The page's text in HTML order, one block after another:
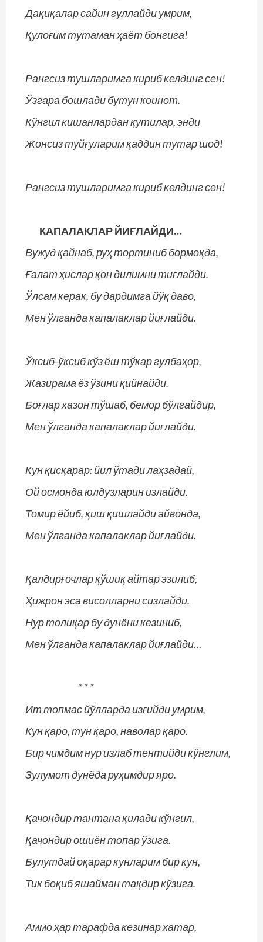
Дақиқалар сайин гуллайди умрим,
Қулоғим тутаман ҳаёт бонгига!
Рангсиз тушларимга кириб келдинг сен!
Ўзгара бошлади бутун коинот.
Кўнгил кишанлардан қутилар, энди
Жонсиз туйғуларим қаддин тутар шод!
Рангсиз тушларимга кириб келдинг сен!
КАПАЛАКЛАР ЙИҒЛАЙДИ…
Вужуд қайнаб, руҳ тортиниб бормоқда,
Ғалат ҳислар қон дилимни тиғлайди.
Ўлсам керак, бу дардимга йўқ даво,
Мен ўлганда капалаклар йиғлайди.
Ўксиб-ўксиб кўз ёш тўкар гулбаҳор,
Жазирама ёз ўзини қийнайди.
Боғлар хазон тўшаб, бемор бўлгайдир,
Мен ўлганда капалаклар йиғлайди.
Кун қисқарар: йил ўтади лаҳзадай,
Ой осмонда юлдузларин излайди.
Томир ёйиб, қиш қишлайди айвонда,
Мен ўлганда капалаклар йиғлайди.
Қалдирғочлар қўшиқ айтар эзилиб,
Ҳижрон эса висолларни сизлайди.
Нур толиқар бу дунёни кезиниб,
Мен ўлганда капалаклар йиғлайди…
* * *
Ит топмас йўлларда изғийди умрим,
Кун қаро, тун қаро, наволар қаро.
Бир чимдим нур излаб тентийди кўнглим,
Зулумот дунёда руҳимдир яро.
Қачондир тантана қилади кўнгил,
Қачондир ошиён топар ўзига.
Булутдай оқарар кунларим бир кун,
Тик боқиб яшайман тақдир кўзига.
Аммо ҳар тарафда кезинар хатар,